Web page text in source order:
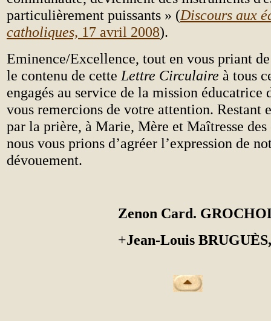
particulièrement puissants » (Discours aux
catholiques, 17 avril 2008).
Eminence/Excellence, tout en vous priant
le contenu de cette Lettre Circulaire à tous
engagés au service de la mission éducatrice
vous remercions de votre attention. Restant
par la prière, à Marie, Mère et Maîtresse des
nous vous prions d’agréer l’expression de
dévouement.
Zenon Card.
+Jean-Louis